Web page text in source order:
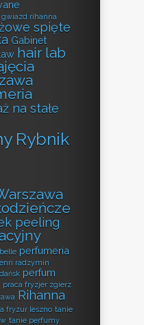
rihanna
spięte
Gabinet
hair lab
na stałe
Rybnik
peeling
perfumeria
radzymin
perfum
praca fryzjer zgierz
Rihanna
fryzur leszno tanie
tanie perfumy